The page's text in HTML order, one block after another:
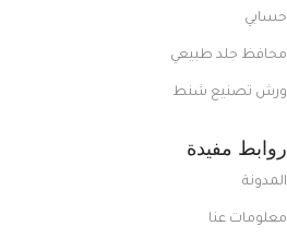
حسابي
محافظ جلد طبيعي
ورش تصنيع شنط
روابط مفيدة
المدونة
معلومات عنا